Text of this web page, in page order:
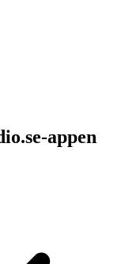
appen